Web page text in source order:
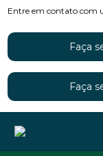
Entre em contato com
Faça
Faça